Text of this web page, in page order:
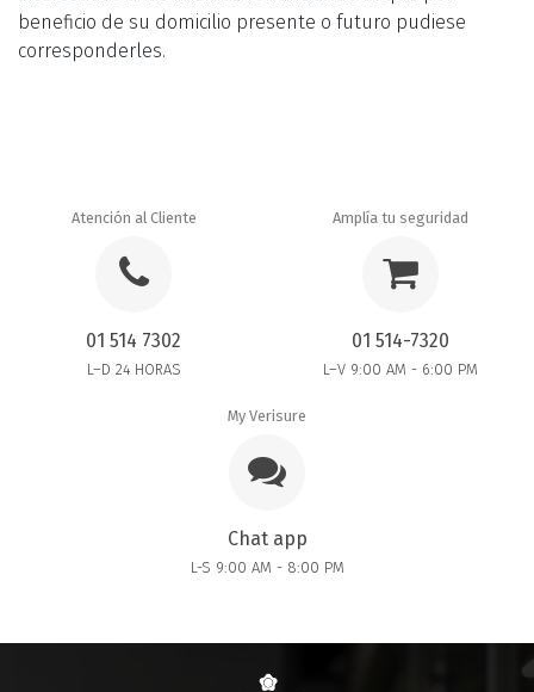
beneficio de su domicilio presente o futuro pudiese
corresponderles.
Atención al Cliente
01 514 7302
L–D 24 HORAS
Amplía tu seguridad
01 514-7320
L–V 9:00 AM - 6:00 PM
My Verisure
Chat app
L-S 9:00 AM - 8:00 PM